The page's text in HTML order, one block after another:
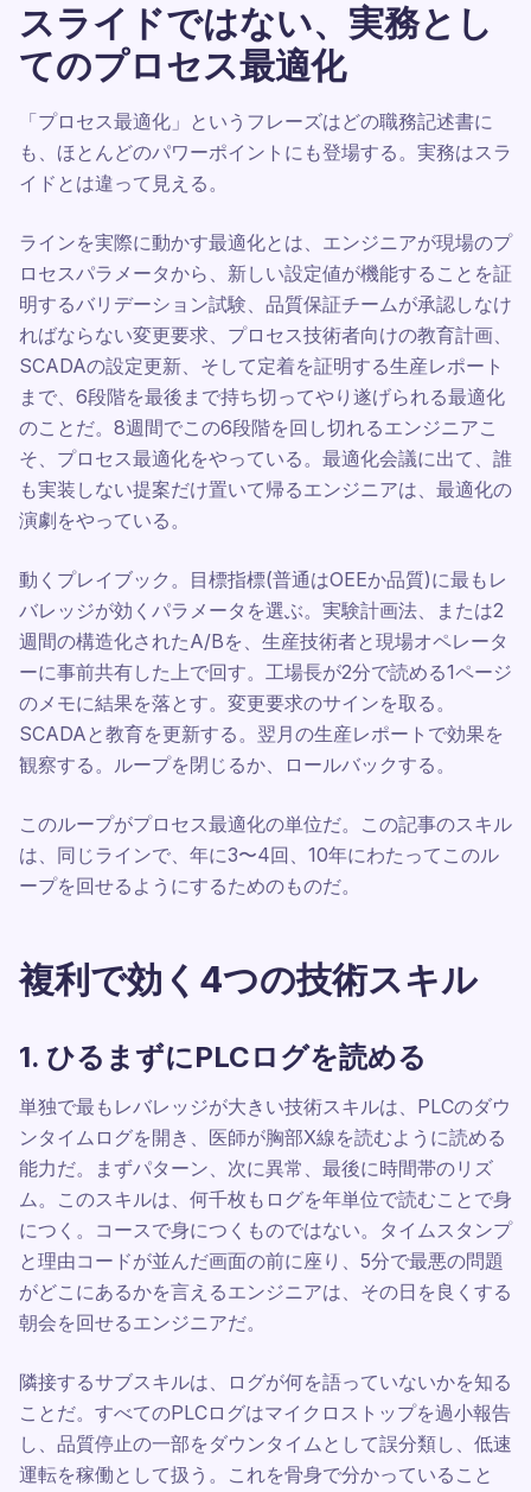
スライドではない、実務とし
てのプロセス最適化
「プロセス最適化」というフレーズはどの職務記述書に
も、ほとんどのパワーポイントにも登場する。実務はスラ
イドとは違って見える。
ラインを実際に動かす最適化とは、エンジニアが現場のプ
ロセスパラメータから、新しい設定値が機能することを証
明するバリデーション試験、品質保証チームが承認しなけ
ればならない変更要求、プロセス技術者向けの教育計画、
SCADAの設定更新、そして定着を証明する生産レポート
まで、6段階を最後まで持ち切ってやり遂げられる最適化
のことだ。8週間でこの6段階を回し切れるエンジニアこ
そ、プロセス最適化をやっている。最適化会議に出て、誰
も実装しない提案だけ置いて帰るエンジニアは、最適化の
演劇をやっている。
動くプレイブック。目標指標(普通はOEEか品質)に最もレ
バレッジが効くパラメータを選ぶ。実験計画法、または2
週間の構造化されたA/Bを、生産技術者と現場オペレータ
ーに事前共有した上で回す。工場長が2分で読める1ページ
のメモに結果を落とす。変更要求のサインを取る。
SCADAと教育を更新する。翌月の生産レポートで効果を
観察する。ループを閉じるか、ロールバックする。
このループがプロセス最適化の単位だ。この記事のスキル
は、同じラインで、年に3〜4回、10年にわたってこのル
ープを回せるようにするためのものだ。
複利で効く4つの技術スキル
1. ひるまずにPLCログを読める
単独で最もレバレッジが大きい技術スキルは、PLCのダウ
ンタイムログを開き、医師が胸部X線を読むように読める
能力だ。まずパターン、次に異常、最後に時間帯のリズ
ム。このスキルは、何千枚もログを年単位で読むことで身
につく。コースで身につくものではない。タイムスタンプ
と理由コードが並んだ画面の前に座り、5分で最悪の問題
がどこにあるかを言えるエンジニアは、その日を良くする
朝会を回せるエンジニアだ。
隣接するサブスキルは、ログが何を語っていないかを知る
ことだ。すべてのPLCログはマイクロストップを過小報告
し、品質停止の一部をダウンタイムとして誤分類し、低速
運転を稼働として扱う。これを骨身で分かっていること